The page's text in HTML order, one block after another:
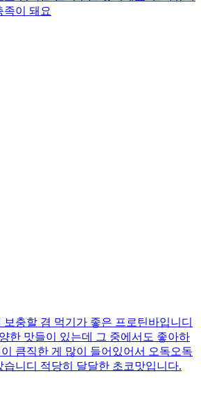
족이 돼요
충할 겸 먹기가 좋은 프로틴바입니디
한 맛들이 있는데 그 중에서도 좋아하
큼직한 게 많이 들어있어서 오독오독
니디 적당히 달달한 초코맛입니다.